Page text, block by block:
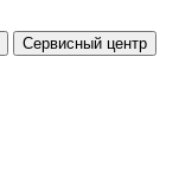
Сервисный центр